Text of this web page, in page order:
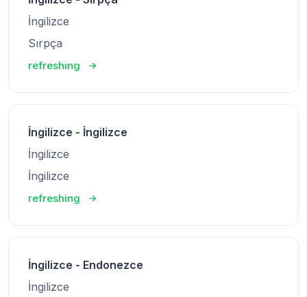
İngilizce
Sırpça
refreshing
İngilizce - İngilizce
İngilizce
İngilizce
refreshing
İngilizce - Endonezce
İngilizce